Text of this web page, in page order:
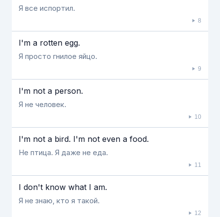
Я все испортил.
8
I'm a rotten egg.
Я просто гнилое яйцо.
9
I'm not a person.
Я не человек.
10
I'm not a bird. I'm not even a food.
Не птица. Я даже не еда.
11
I don't know what I am.
Я не знаю, кто я такой.
12